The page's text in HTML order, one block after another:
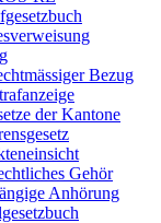
Bezug
der Kantone
Gehör
Anhörung